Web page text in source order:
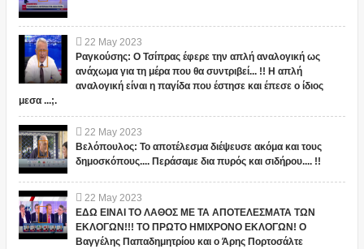
22 May 2023
Ραγκούσης: Ο Τσίπρας έφερε την απλή αναλογική ως
ανάχωμα για τη μέρα που θα συντριβεί... !! Η απλή
αναλογική είναι η παγίδα που έστησε και έπεσε ο ίδιος
μεσα ...;.
22 May 2023
Βελόπουλος: Το αποτέλεσμα διέψευσε ακόμα και τους
δημοσκόπους.... Περάσαμε δια πυρός και σιδήρου.... !!
22 May 2023
ΕΔΩ ΕΙΝΑΙ ΤΟ ΛΑΘΟΣ ΜΕ ΤΑ ΑΠΟΤΕΛΕΣΜΑΤΑ ΤΩΝ
ΕΚΛΟΓΩΝ!!! ΤΟ ΠΡΩΤΟ ΗΜΙΧΡΟΝΟ ΕΚΛΟΓΩΝ! Ο
Βαγγέλης Παπαδημητρίου και ο Άρης Πορτοσάλτε